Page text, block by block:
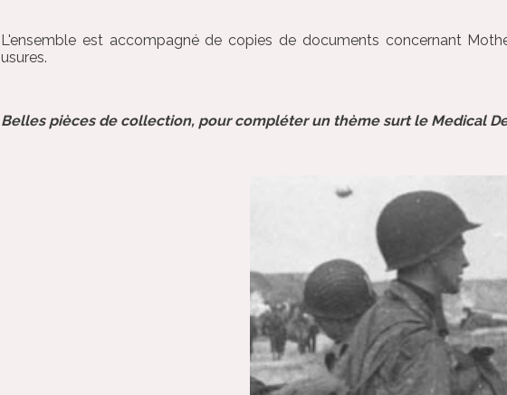
L'ensemble est accompagné de copies de documents concernant
usures.
Belles pièces de collection, pour compléter un thème surt le Medical